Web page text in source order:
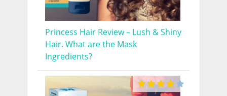
Princess Hair Review – Lush & Shiny
Hair. What are the Mask
Ingredients?